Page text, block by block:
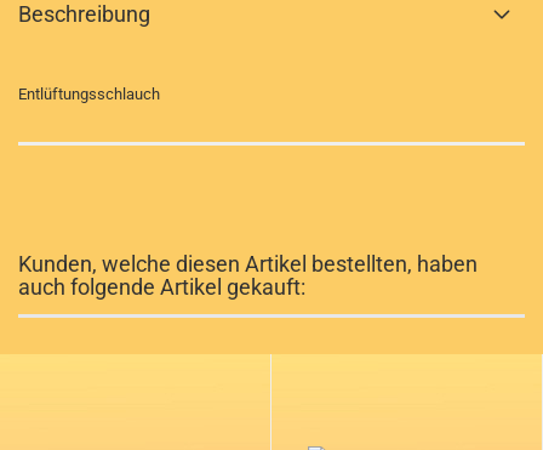
Beschreibung
Entlüftungsschlauch
Kunden, welche diesen Artikel bestellten, haben
auch folgende Artikel gekauft: